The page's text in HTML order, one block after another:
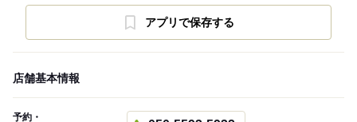
アプリで保存する
店舗基本情報
予約・